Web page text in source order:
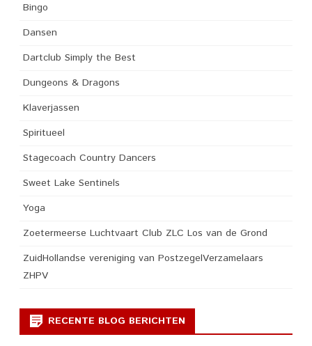
Bingo
Dansen
Dartclub Simply the Best
Dungeons & Dragons
Klaverjassen
Spiritueel
Stagecoach Country Dancers
Sweet Lake Sentinels
Yoga
Zoetermeerse Luchtvaart Club ZLC Los van de Grond
ZuidHollandse vereniging van PostzegelVerzamelaars
ZHPV
RECENTE BLOG BERICHTEN